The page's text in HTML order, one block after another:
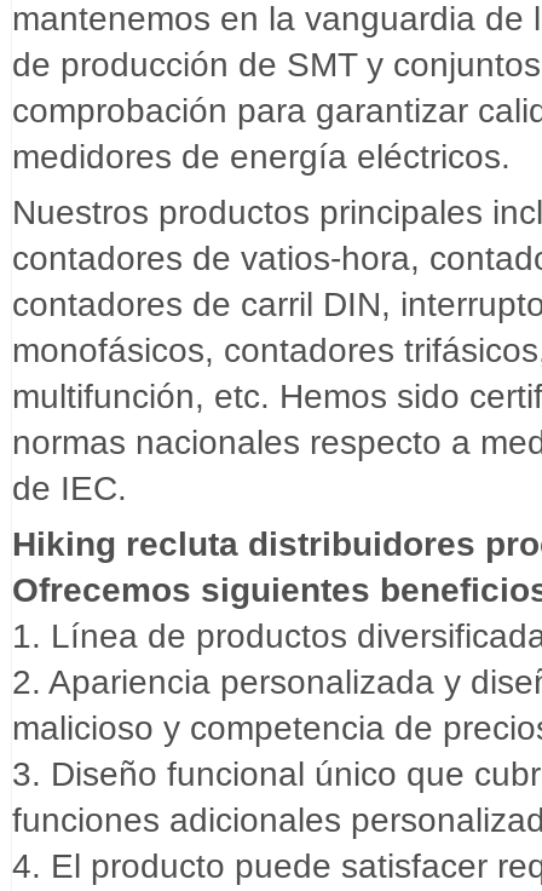
mantenemos en la vanguardia
de producción de SMT y
comprobación para garantizar
medidores de energía eléctricos.
Nuestros productos principales
contadores de vatios-hora,
contadores de carril DIN,
monofásicos, contadores
multifunción, etc. Hemos sido
normas nacionales respecto a
de IEC.
Hiking recluta distribuidores
Ofrecemos siguientes
1. Línea de productos
2. Apariencia personalizada y
malicioso y competencia de
3. Diseño funcional único que
funciones adicionales
4. El producto puede satisfacer